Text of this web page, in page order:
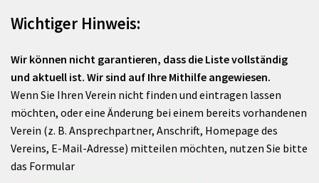
Wichtiger Hinweis:
Wir können nicht garantieren, dass die Liste vollständig
und aktuell ist. Wir sind auf Ihre Mithilfe angewiesen.
Wenn Sie Ihren Verein nicht finden und eintragen lassen
möchten, oder eine Änderung bei einem bereits vorhandenen
Verein (z. B. Ansprechpartner, Anschrift, Homepage des
Vereins, E-Mail-Adresse) mitteilen möchten, nutzen Sie bitte
das Formular